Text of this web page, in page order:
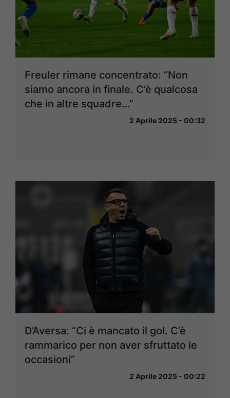
Freuler rimane concentrato: “Non
siamo ancora in finale. C’è qualcosa
che in altre squadre…”
2 Aprile 2025 - 00:32
D’Aversa: “Ci è mancato il gol. C’è
rammarico per non aver sfruttato le
occasioni”
2 Aprile 2025 - 00:22